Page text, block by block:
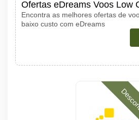
Ofertas eDreams Voos Low
Encontra as melhores ofertas de
baixo custo com eDreams